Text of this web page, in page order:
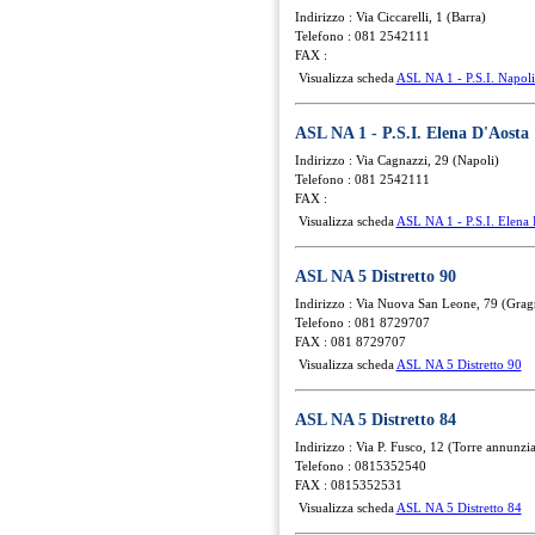
Indirizzo : Via Ciccarelli, 1 (Barra)
Telefono : 081 2542111
FAX :
Visualizza scheda ASL NA 1 - P.S.I.
ASL NA 1 - P.S.I. Elena D'Aosta
Indirizzo : Via Cagnazzi, 29 (Napoli)
Telefono : 081 2542111
FAX :
Visualizza scheda ASL NA 1 - P.S.I. Elena
ASL NA 5 Distretto 90
Indirizzo : Via Nuova San Leone, 79
Telefono : 081 8729707
FAX : 081 8729707
Visualizza scheda ASL NA 5 Distretto 90
ASL NA 5 Distretto 84
Indirizzo : Via P. Fusco, 12 (Torre
Telefono : 0815352540
FAX : 0815352531
Visualizza scheda ASL NA 5 Distretto 84